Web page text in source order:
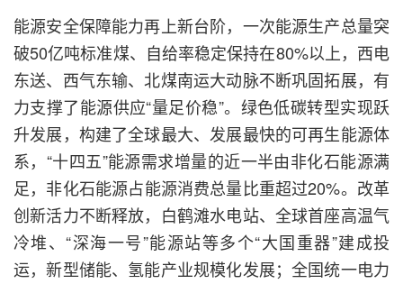
能源安全保障能力再上新台阶，一次能源生产总量突
破50亿吨标准煤、自给率稳定保持在80%以上，西电
东送、西气东输、北煤南运大动脉不断巩固拓展，有
力支撑了能源供应“量足价稳”。绿色低碳转型实现跃
升发展，构建了全球最大、发展最快的可再生能源体
系，“十四五”能源需求增量的近一半由非化石能源满
足，非化石能源占能源消费总量比重超过20%。改革
创新活力不断释放，白鹤滩水电站、全球首座高温气
冷堆、“深海一号”能源站等多个“大国重器”建成投
运，新型储能、氢能产业规模化发展；全国统一电力